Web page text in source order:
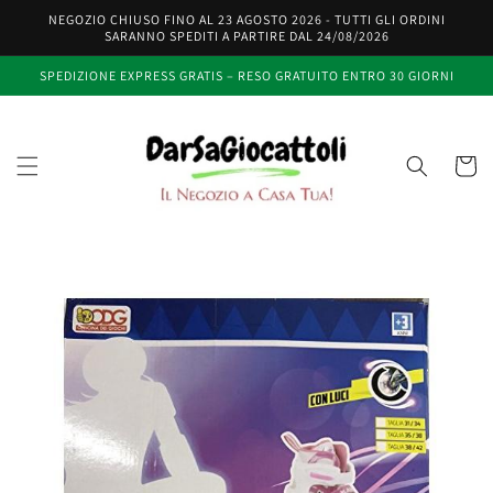
direttamente
ai contenuti
NEGOZIO CHIUSO FINO AL 23 AGOSTO 2026 - TUTTI GLI ORDINI
SARANNO SPEDITI A PARTIRE DAL 24/08/2026
SPEDIZIONE EXPRESS GRATIS – RESO GRATUITO ENTRO 30 GIORNI
Carrello